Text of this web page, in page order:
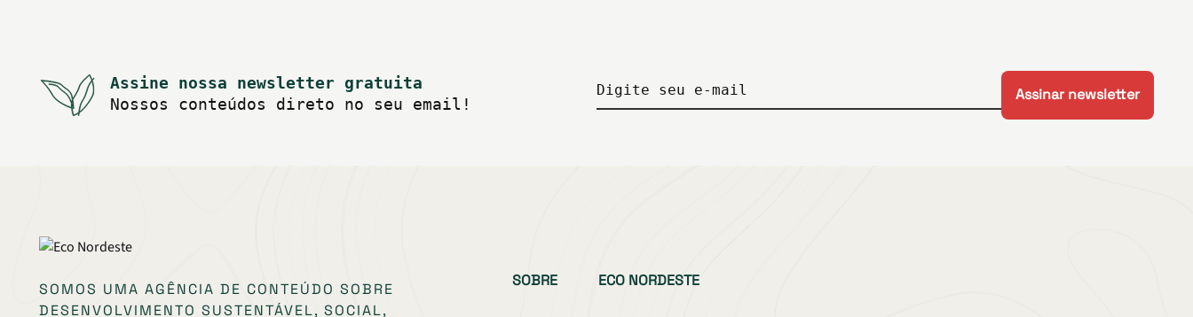
Assine nossa newsletter gratuita
Nossos conteúdos direto no seu email!
Digite seu e-mail
SOMOS UMA AGÊNCIA DE CONTEÚDO SOBRE
DESENVOLVIMENTO SUSTENTÁVEL, SOCIAL,
SOBRE ECO NORDESTE